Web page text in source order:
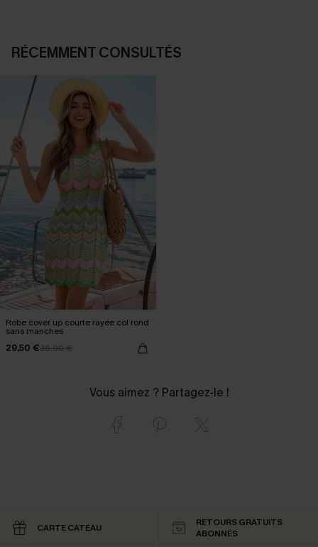
RÉCEMMENT CONSULTÉS
Robe cover up courte rayée col rond
sans manches
29,50 €36,90 €
Vous aimez ? Partagez-le !
CARTE CATEAU
RETOURS GRATUITS
ABONNÉS